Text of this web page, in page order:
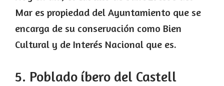
Mar es propiedad del Ayuntamiento que se
encarga de su conservación como Bien
Cultural y de Interés Nacional que es.
5. Poblado íbero del Castell